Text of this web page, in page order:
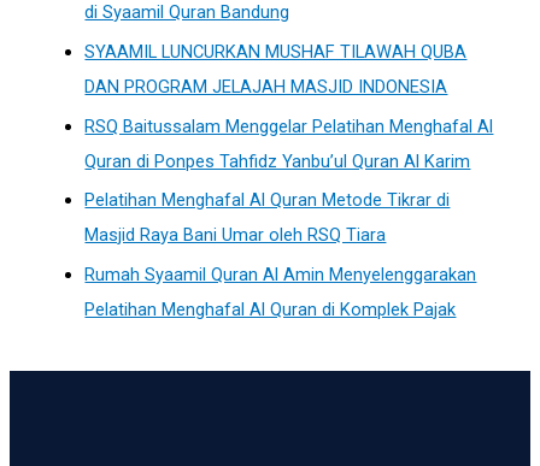
di Syaamil Quran Bandung
SYAAMIL LUNCURKAN MUSHAF TILAWAH QUBA
DAN PROGRAM JELAJAH MASJID INDONESIA
RSQ Baitussalam Menggelar Pelatihan Menghafal Al
Quran di Ponpes Tahfidz Yanbu’ul Quran Al Karim
Pelatihan Menghafal Al Quran Metode Tikrar di
Masjid Raya Bani Umar oleh RSQ Tiara
Rumah Syaamil Quran Al Amin Menyelenggarakan
Pelatihan Menghafal Al Quran di Komplek Pajak